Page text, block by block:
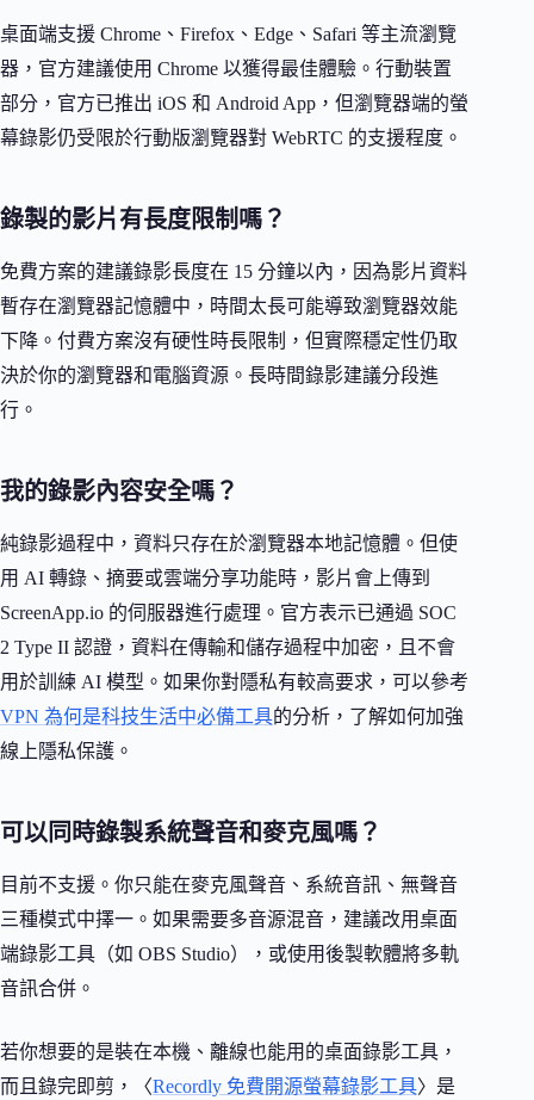
桌面端支援 Chrome、Firefox、Edge、Safari 等主流瀏覽
器，官方建議使用 Chrome 以獲得最佳體驗。行動裝置
部分，官方已推出 iOS 和 Android App，但瀏覽器端的螢
幕錄影仍受限於行動版瀏覽器對 WebRTC 的支援程度。
錄製的影片有長度限制嗎？
免費方案的建議錄影長度在 15 分鐘以內，因為影片資料
暫存在瀏覽器記憶體中，時間太長可能導致瀏覽器效能
下降。付費方案沒有硬性時長限制，但實際穩定性仍取
決於你的瀏覽器和電腦資源。長時間錄影建議分段進
行。
我的錄影內容安全嗎？
純錄影過程中，資料只存在於瀏覽器本地記憶體。但使
用 AI 轉錄、摘要或雲端分享功能時，影片會上傳到
ScreenApp.io 的伺服器進行處理。官方表示已通過 SOC
2 Type II 認證，資料在傳輸和儲存過程中加密，且不會
用於訓練 AI 模型。如果你對隱私有較高要求，可以參考
VPN 為何是科技生活中必備工具的分析，了解如何加強
線上隱私保護。
可以同時錄製系統聲音和麥克風嗎？
目前不支援。你只能在麥克風聲音、系統音訊、無聲音
三種模式中擇一。如果需要多音源混音，建議改用桌面
端錄影工具（如 OBS Studio），或使用後製軟體將多軌
音訊合併。
若你想要的是裝在本機、離線也能用的桌面錄影工具，
而且錄完即剪，〈Recordly 免費開源螢幕錄影工具〉是